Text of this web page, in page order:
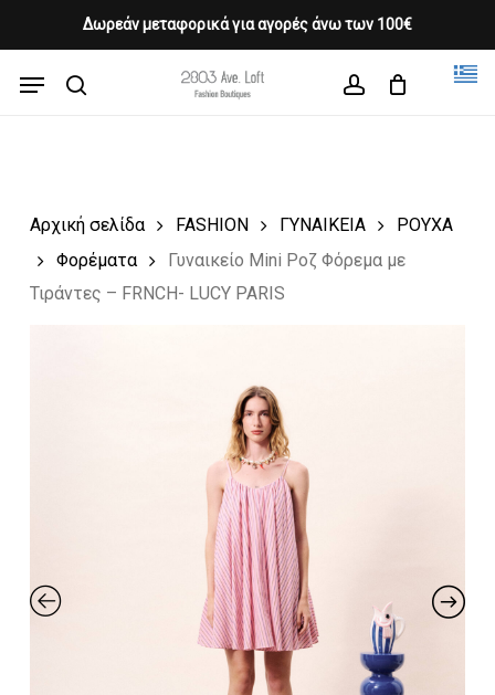
Δωρεάν μεταφορικά για αγορές άνω των 100€
content
Menu
Cart CLOSE
CART
Αρχική σελίδα FASHION ΓΥΝΑΙΚΕΙΑ
ΡΟΥΧΑ
Φορέματα
Γυναικείο Mini Ροζ Φόρεμα με
Τιράντες – FRNCH- LUCY PARIS
Close